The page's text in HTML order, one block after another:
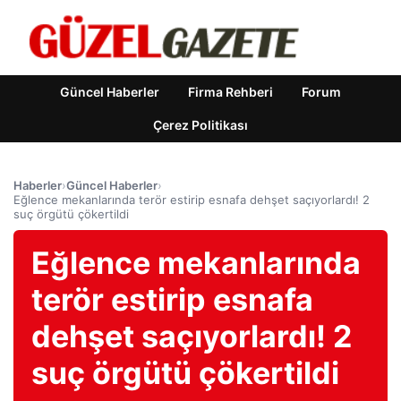
Güncel Haberler Firma Rehberi Forum
Çerez Politikası
Haberler›Güncel Haberler›
Eğlence mekanlarında terör estirip esnafa dehşet saçıyorlardı! 2
suç örgütü çökertildi
Eğlence mekanlarında
terör estirip esnafa
dehşet saçıyorlardı! 2
suç örgütü çökertildi